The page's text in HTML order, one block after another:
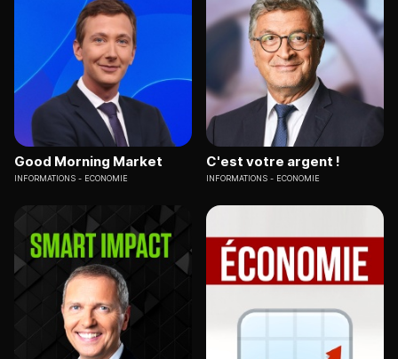
Good Morning Market
INFORMATIONS ECONOMIE
C'est votre argent !
INFORMATIONS ECONOMIE